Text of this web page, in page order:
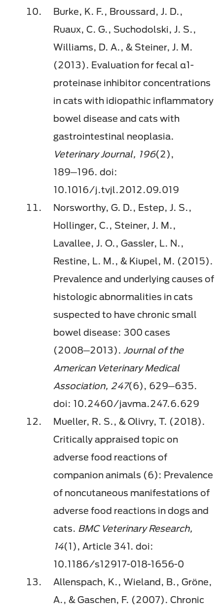
Burke, K. F., Broussard, J. D.,
Ruaux, C. G., Suchodolski, J. S.,
Williams, D. A., & Steiner, J. M.
(2013). Evaluation for fecal α1-
proteinase inhibitor concentrations
in cats with idiopathic inflammatory
bowel disease and cats with
gastrointestinal neoplasia.
Veterinary Journal, 196(2),
189─196. doi:
10.1016/j.tvjl.2012.09.019
Norsworthy, G. D., Estep, J. S.,
Hollinger, C., Steiner, J. M.,
Lavallee, J. O., Gassler, L. N.,
Restine, L. M., & Kiupel, M. (2015).
Prevalence and underlying causes of
histologic abnormalities in cats
suspected to have chronic small
bowel disease: 300 cases
(2008─2013). Journal of the
American Veterinary Medical
Association, 247(6), 629─635.
doi: 10.2460/javma.247.6.629
Mueller, R. S., & Olivry, T. (2018).
Critically appraised topic on
adverse food reactions of
companion animals (6): Prevalence
of noncutaneous manifestations of
adverse food reactions in dogs and
cats. BMC Veterinary Research,
14(1), Article 341. doi:
10.1186/s12917-018-1656-0
Allenspach, K., Wieland, B., Gröne,
A., & Gaschen, F. (2007). Chronic